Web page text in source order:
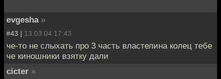
evgesha »
#43 | 13.03.04 17:43
че-то не слыхать про 3 часть властелина колец тебе
че киношники взятку дали
cicter »